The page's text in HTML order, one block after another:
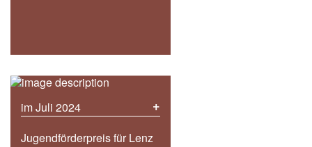
im Juli 2024 +
Jugendförderpreis für Lenz